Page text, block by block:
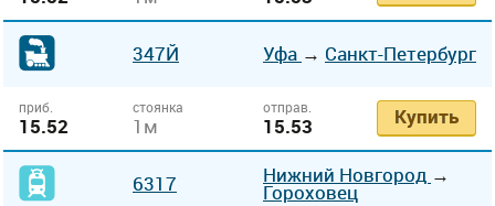
347Й Уфа → Санкт-Петербург
приб.
15.52
стоянка
1м
отправ.
15.53 Купить
6317 Нижний Новгород →
Гороховец